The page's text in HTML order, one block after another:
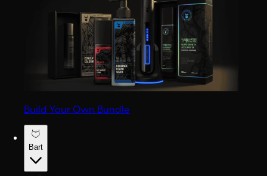
Build Your Own Bundle
Bart